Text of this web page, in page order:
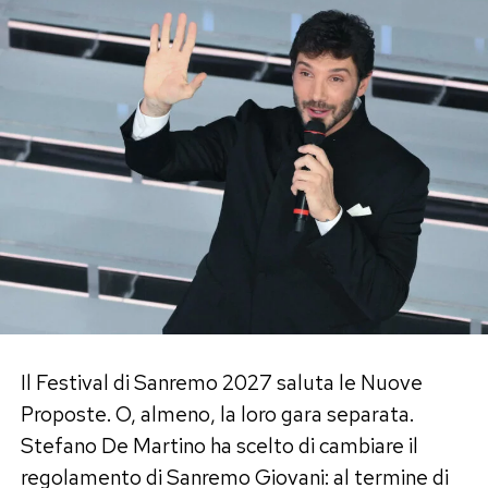
certezza. Nolasco non entra nei particolari
dell’accaduto, ma descrive con chiarezza il
panico che lo ha travolto dentro quella
macchina. Un’esperienza che lo ha spinto a
condividere anche il lato più fragile e doloroso
della vita, lontano dal palcoscenico, dalle
coreografie e dalle luci televisive.
«Sono qui a raccontarvi questa storia non
troppo felice, perché la vita è fatta anche di
questo: di momenti in cui il panico prende il
capitare l’impossibile», ha spiegato. Poi ha
aggiunto la cosa che, dopo il terrore, conta più di
tutte: «Oggi posso aprire gli occhi e guardare il
Il Festival di Sanremo 2027 saluta le Nuove
Proposte. O, almeno, la loro gara separata.
Stefano De Martino ha scelto di cambiare il
regolamento di Sanremo Giovani: al termine di